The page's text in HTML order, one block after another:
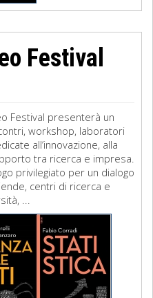
Festival
Festival presenterà un
workshop, laboratori
all’innovazione, alla
tra ricerca e impresa.
privilegiato per un dialogo
centri di ricerca e
...